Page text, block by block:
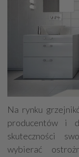
Na rynku
producentów i
skuteczności
wybierać